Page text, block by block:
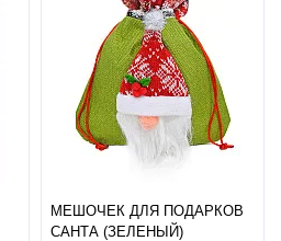
МЕШОЧЕК ДЛЯ ПОДАРКОВ
САНТА (ЗЕЛЕНЫЙ)